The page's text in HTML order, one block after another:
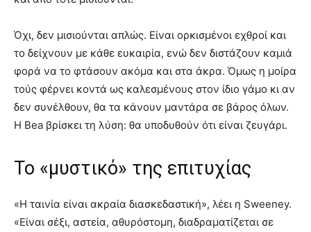
Όχι, δεν µισιούνται απλώς. Είναι ορκισµένοι εχθροί και
το δείχνουν µε κάθε ευκαιρία, ενώ δεν διστάζουν καµιά
φορά να το φτάσουν ακόµα και στα άκρα. Όµως η µοίρα
τούς φέρνει κοντά ως καλεσµένους στον ίδιο γάµο κι αν
δεν συνέλθουν, θα τα κάνουν µαντάρα σε βάρος όλων.
Η Bea βρίσκει τη λύση: θα υποδυθούν ότι είναι ζευγάρι.
Το «μυστικό» της επιτυχίας
«Η ταινία είναι ακραία διασκεδαστική», λέει η Sweeney.
«Είναι σέξι, αστεία, αθυρόστοµη, διαδραµατίζεται σε